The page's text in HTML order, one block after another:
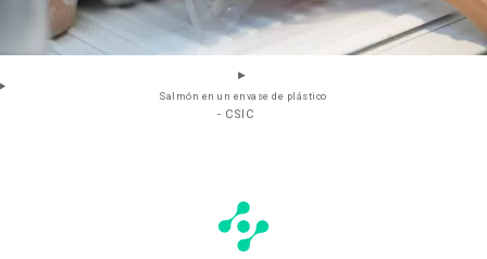
Salmón en un envase de plástico
- CSIC